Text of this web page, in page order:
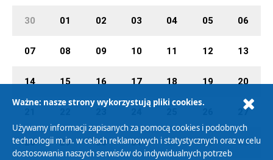
30 01 02 03 04 05 06
07 08 09 10 11 12 13
14 15 16 17 18 19 20
27
28 29 30 31 01 02 03
Ważne: nasze strony wykorzystują pliki cookies.
Używamy informacji zapisanych za pomocą cookies i podobnych
technologii m.in. w celach reklamowych i statystycznych oraz w celu
dostosowania naszych serwisów do indywidualnych potrzeb